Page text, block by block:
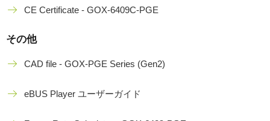
CE Certificate - GOX-6409C-PGE
その他
CAD file - GOX-PGE Series (Gen2)
eBUS Player ユーザーガイド